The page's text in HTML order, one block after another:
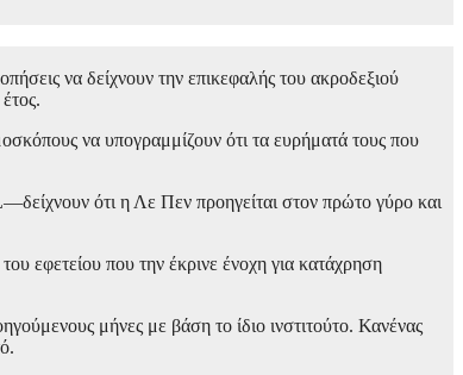
να δείχνουν την επικεφαλής του ακροδεξιού
να υπογραμμίζουν ότι τα ευρήματά τους που
ότι η Λε Πεν προηγείται στον πρώτο γύρο και
εφετείου που την έκρινε ένοχη για κατάχρηση
μήνες με βάση το ίδιο ινστιτούτο. Κανένας